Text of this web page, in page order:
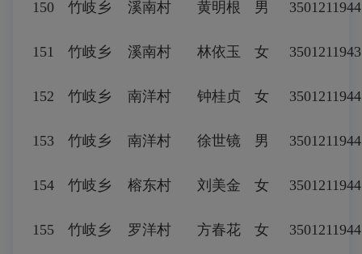
150 竹岐乡 溪南村 黄明根 男
151 竹岐乡 溪南村 林依玉 女
152 竹岐乡 南洋村 钟桂贞 女
153 竹岐乡 南洋村 徐世镜 男
154 竹岐乡 榕东村 刘美金 女
155 竹岐乡 罗洋村 方春花 女